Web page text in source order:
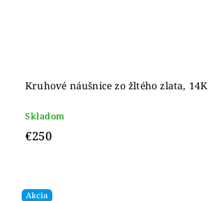
Kruhové náušnice zo žltého zlata, 14K
Skladom
€250
Akcia